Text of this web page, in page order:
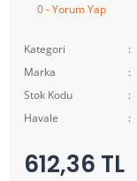
0 - Yorum Yap
Kategori
Marka
Stok Kodu
Havale
612,36 TL